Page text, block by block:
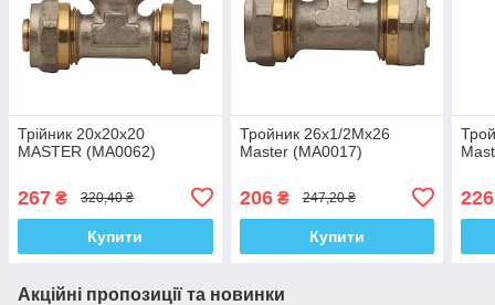
Трійник 20x20x20
MASTER (MA0062)
267 ₴ 320,40 ₴
Купити
Тройник 26x1/2Mx26
Master (MA0017)
206₴ 247,20 ₴
Купити
226
Акційні пропозиції та новинки